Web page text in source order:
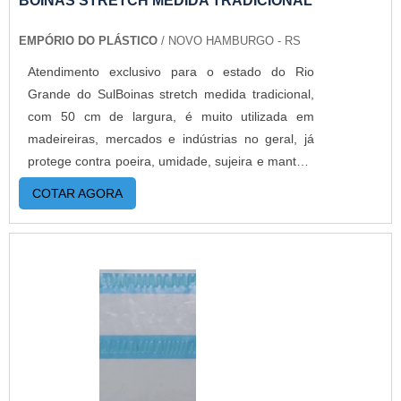
saber mais informações, basta solicitar um
orçamento..
EMPÓRIO DO PLÁSTICO / NOVO HAMBURGO - RS
Atendimento exclusivo para o estado do Rio
Grande do SulBoinas stretch medida tradicional,
com 50 cm de largura, é muito utilizada em
madeireiras, mercados e indústrias no geral, já
protege contra poeira, umidade, sujeira e mantém
os produtos compactados.O filme stretch é um
dos materiais que tem a disposição atualmente
para auxiliar na proteção de produtos. Também
vem se tornando indispensável na hora de
transportar certos objetos paletizados. MAIS
PRODUTOÉ um material totalmente reciclável,
que possui resistência mecânica e alto poder de
COTAR AGORA